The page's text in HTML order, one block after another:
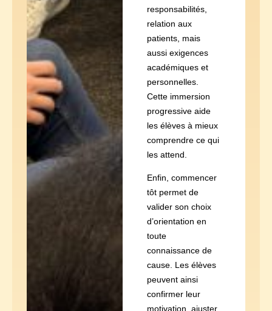
responsabilités,
relation aux
patients, mais
aussi exigences
académiques et
personnelles.
Cette immersion
progressive aide
les élèves à mieux
comprendre ce qui
les attend.
Enfin, commencer
tôt permet de
valider son choix
d’orientation en
toute
connaissance de
cause. Les élèves
peuvent ainsi
confirmer leur
motivation, ajuster